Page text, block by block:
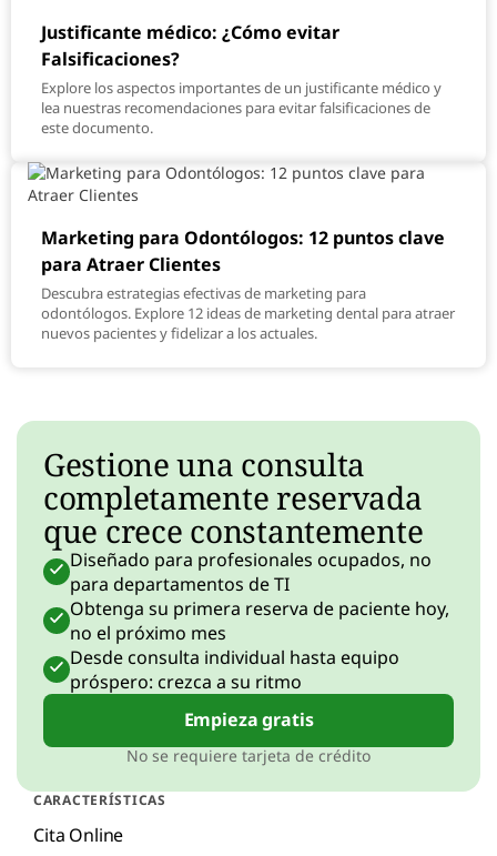
Justificante médico: ¿Cómo evitar
Falsificaciones?
Explore los aspectos importantes de un justificante médico y
lea nuestras recomendaciones para evitar falsificaciones de
este documento.
Marketing para Odontólogos: 12 puntos clave
para Atraer Clientes
Descubra estrategias efectivas de marketing para
odontólogos. Explore 12 ideas de marketing dental para atraer
nuevos pacientes y fidelizar a los actuales.
CARACTERÍSTICAS
Cita Online
Gestione una consulta
completamente reservada
que crece constantemente
Diseñado para profesionales ocupados, no
para departamentos de TI
Obtenga su primera reserva de paciente hoy,
no el próximo mes
Desde consulta individual hasta equipo
próspero: crezca a su ritmo
Empieza gratis
No se requiere tarjeta de crédito